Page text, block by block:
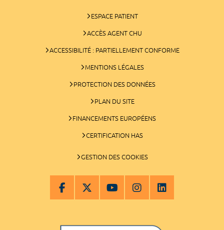
ESPACE PATIENT
ACCÈS AGENT CHU
ACCESSIBILITÉ : PARTIELLEMENT CONFORME
MENTIONS LÉGALES
PROTECTION DES DONNÉES
PLAN DU SITE
FINANCEMENTS EUROPÉENS
CERTIFICATION HAS
GESTION DES COOKIES